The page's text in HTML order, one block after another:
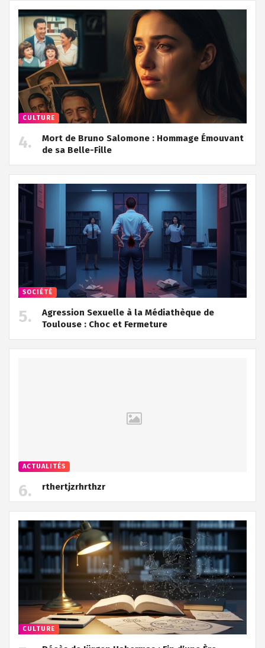
CULTURE
Mort de Bruno Salomone : Hommage Émouvant
de sa Belle-Fille
SOCIÉTÉ
Agression Sexuelle à la Médiathèque de
Toulouse : Choc et Fermeture
ACTUALITÉS
rthertjzrhrthzr
CULTURE